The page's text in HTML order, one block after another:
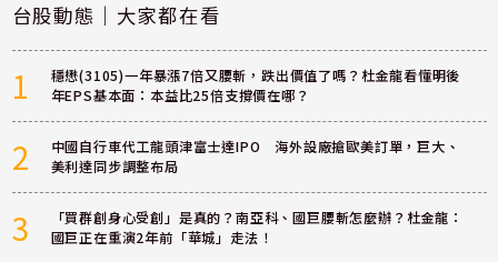
台股動態｜大家都在看
1
穩懋(3105)一年暴漲7倍又腰斬，跌出價值了嗎？杜金龍看懂明後
年EPS基本面：本益比25倍支撐價在哪？
2
中國自行車代工龍頭津富士達IPO 海外設廠搶歐美訂單，巨大、
美利達同步調整布局
3
「買群創身心受創」是真的？南亞科、國巨腰斬怎麼辦？杜金龍：
國巨正在重演2年前「華城」走法！